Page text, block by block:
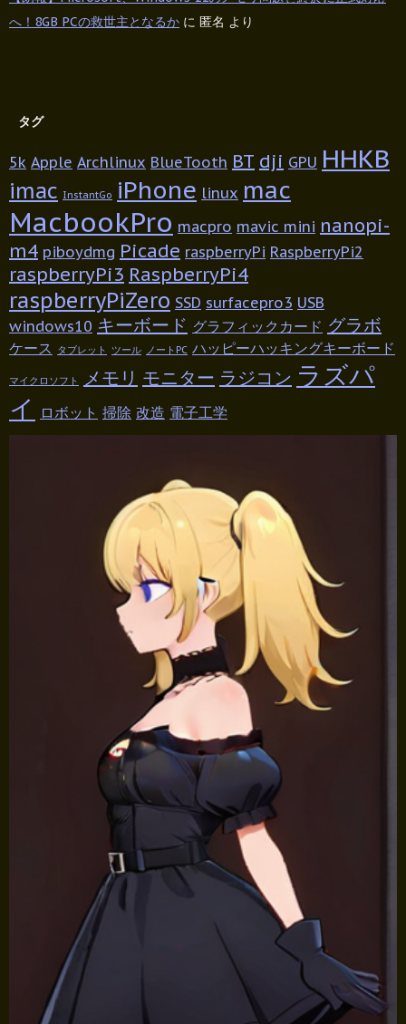
へ！8GB PCの救世主となるか に 匿名 より
タグ
5k Apple Archlinux BlueTooth BT dji GPU HHKB
imac InstantGo iPhone linux mac
MacbookPro macpro mavic mini nanopi-
m4 piboydmg Picade raspberryPi RaspberryPi2
raspberryPi3 RaspberryPi4
raspberryPiZero SSD surfacepro3 USB
windows10 キーボード グラフィックカード グラボ
ケース タブレット ツール ノートPC ハッピーハッキングキーボード
マイクロソフト メモリ モニター ラジコン ラズパ
イ
ロボット 掃除 改造 電子工学